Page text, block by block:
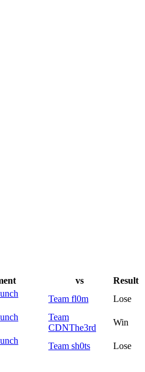
vs
Result
Team fl0m
Lose
Team
CDNThe3rd
Win
Team sh0ts Lose